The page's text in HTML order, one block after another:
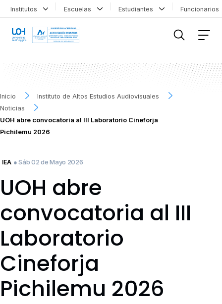
Institutos Escuelas Estudiantes
Inicio
Instituto de Altos Estudios Audiovisuales
Noticias
UOH abre convocatoria al III Laboratorio Cineforja
Pichilemu 2026
IEA ● Sáb 02 de Mayo 2026
UOH abre
convocatoria al III
Laboratorio
Cineforja
Pichilemu 2026